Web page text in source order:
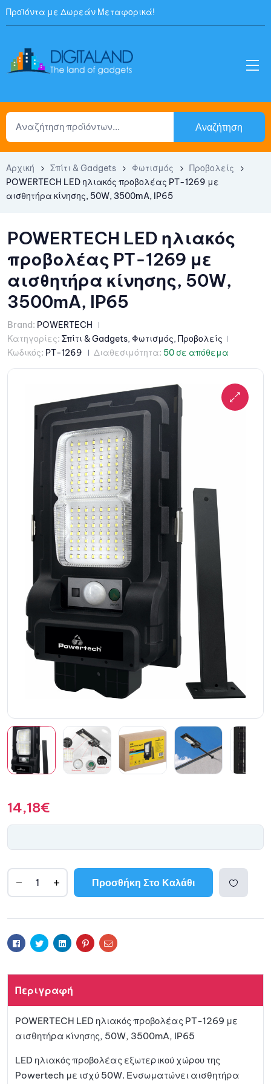
Προϊόντα με Δωρεάν Μεταφορικά!
Αναζήτηση
Αρχική Σπίτι & Gadgets Φωτισμός
Προβολείς
POWERTECH LED ηλιακός προβολέας PT-1269 με
αισθητήρα κίνησης, 50W, 3500mA, IP65
POWERTECH LED ηλιακός
προβολέας PT-1269 με
αισθητήρα κίνησης, 50W,
3500mA, IP65
Brand: POWERTECH
Κατηγορίες: Σπίτι & Gadgets, Φωτισμός, Προβολείς
Κωδικός: PT-1269 Διαθεσιμότητα: 50 σε απόθεμα
14,18€
Προσθήκη Στο Καλάθι
αγαπη
l
r
Facebook
TwitterLinkedinPinterestEmail
Περιγραφή
POWERTECH LED ηλιακός προβολέας PT-1269 με
αισθητήρα κίνησης, 50W, 3500mA, IP65
LED ηλιακός προβολέας εξωτερικού χώρου της
Powertech με ισχύ 50W. Ενσωματώνει αισθητήρα